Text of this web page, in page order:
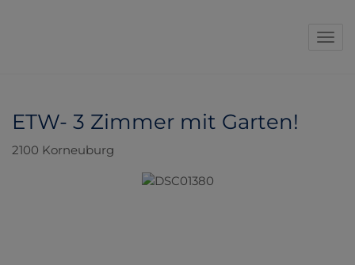
ETW- 3 Zimmer mit Garten!
2100 Korneuburg